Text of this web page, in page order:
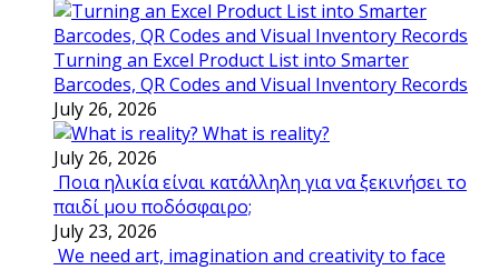
Turning an Excel Product List into Smarter
Barcodes, QR Codes and Visual Inventory Records
July 26, 2026
What is reality?
July 26, 2026
Ποια ηλικία είναι κατάλληλη για να ξεκινήσει το
παιδί μου ποδόσφαιρο;
July 23, 2026
We need art, imagination and creativity to face